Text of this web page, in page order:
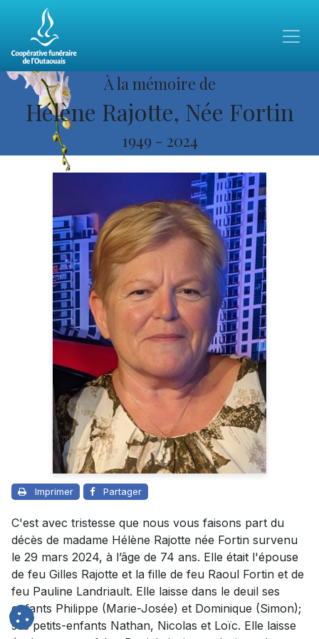
À la mémoire de
Hélène Rajotte, Née Fortin
1949 - 2024
Imprimer Partager
C'est avec tristesse que nous vous faisons part du
décès de madame Hélène Rajotte née Fortin survenu
le 29 mars 2024, à l’âge de 74 ans. Elle était l'épouse
de feu Gilles Rajotte et la fille de feu Raoul Fortin et de
feu Pauline Landriault. Elle laisse dans le deuil ses
enfants Philippe (Marie-Josée) et Dominique (Simon);
ses petits-enfants Nathan, Nicolas et Loïc. Elle laisse